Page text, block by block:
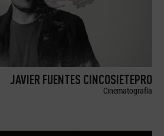
JAVIER FUENTES CINCOSIETEPRO
Cinematografía